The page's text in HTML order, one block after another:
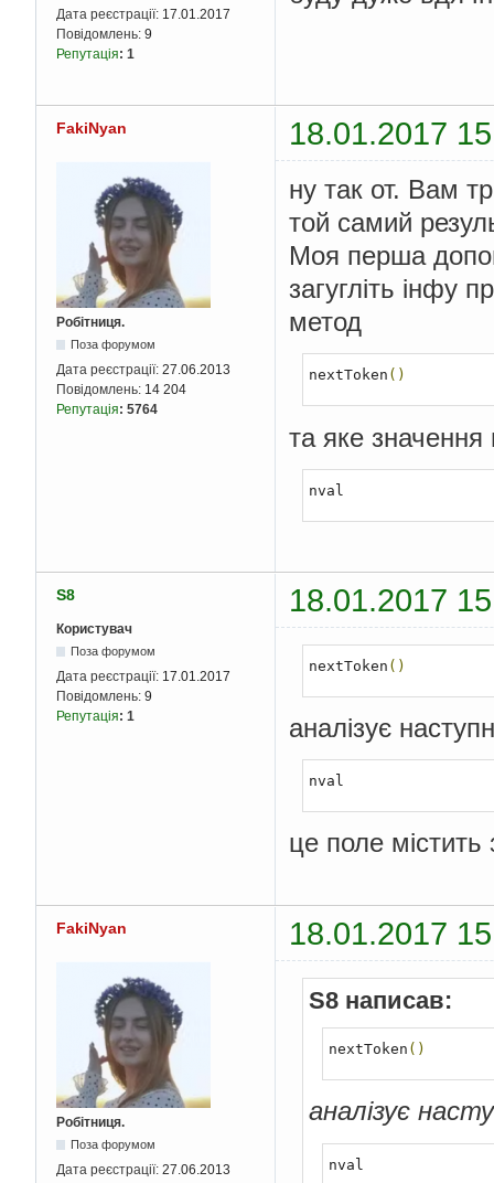
Дата реєстрації: 17.01.2017
Повідомлень: 9
Репутація: 1
FakiNyan 18.01.2017
Робітниця.
Поза форумом
Дата реєстрації: 27.06.2013
Повідомлень: 14 204
Репутація: 5764
ну так от. Вам
той самий
Моя перша
загугліть інфу
метод
nextToken ()
та яке
nval
S8 18.01.2017
Користувач
Поза форумом
Дата реєстрації: 17.01.2017
Повідомлень: 9
Репутація: 1
nextToken ()
аналізує
nval
це поле
FakiNyan 18.01.2017
Робітниця.
Поза форумом
Дата реєстрації: 27.06.2013
S8 написав:
nextToken ()
аналізує
nval